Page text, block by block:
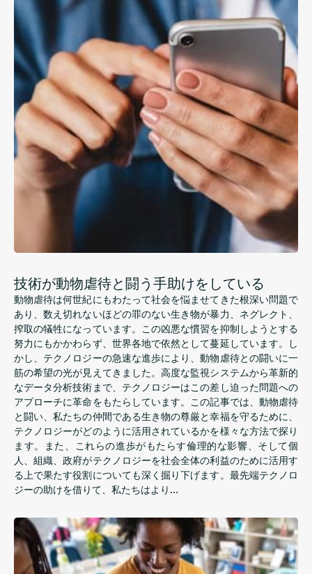
技術が動物虐待と闘う手助けをしている
動物虐待は何世紀にもわたって社会を悩ませてきた根深い問題で
あり、数え切れないほどの罪のない生き物が暴力、ネグレクト、
搾取の犠牲になっています。この凶悪な慣習を抑制しようとする
努力にもかかわらず、世界各地で依然として蔓延しています。し
かし、テクノロジーの急速な進歩により、動物虐待との闘いに一
筋の希望の光が見えてきました。高度な監視システムから革新的
なデータ分析技術まで、テクノロジーはこの差し迫った問題への
アプローチに革命をもたらしています。この記事では、動物虐待
と闘い、私たちの仲間である生き物の尊厳と幸福を守るために、
テクノロジーがどのように活用されているかを様々な方法で探り
ます。また、これらの進歩がもたらす倫理的な影響、そして個
人、組織、政府がテクノロジーを社会全体の利益のために活用す
る上で果たす役割についても深く掘り下げます。最先端テクノロ
ジーの助けを借りて、私たちはより…